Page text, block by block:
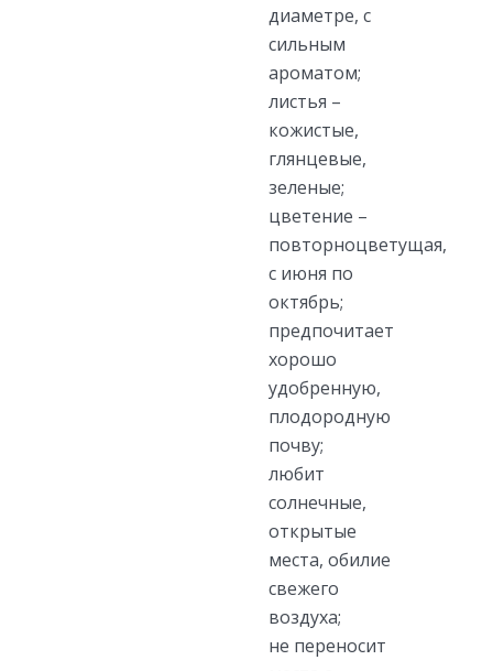
диаметре, с
сильным
ароматом;
листья –
кожистые,
глянцевые,
зеленые;
цветение –
повторноцветущая,
с июня по
октябрь;
предпочитает
хорошо
удобренную,
плодородную
почву;
любит
солнечные,
открытые
места, обилие
свежего
воздуха;
не переносит